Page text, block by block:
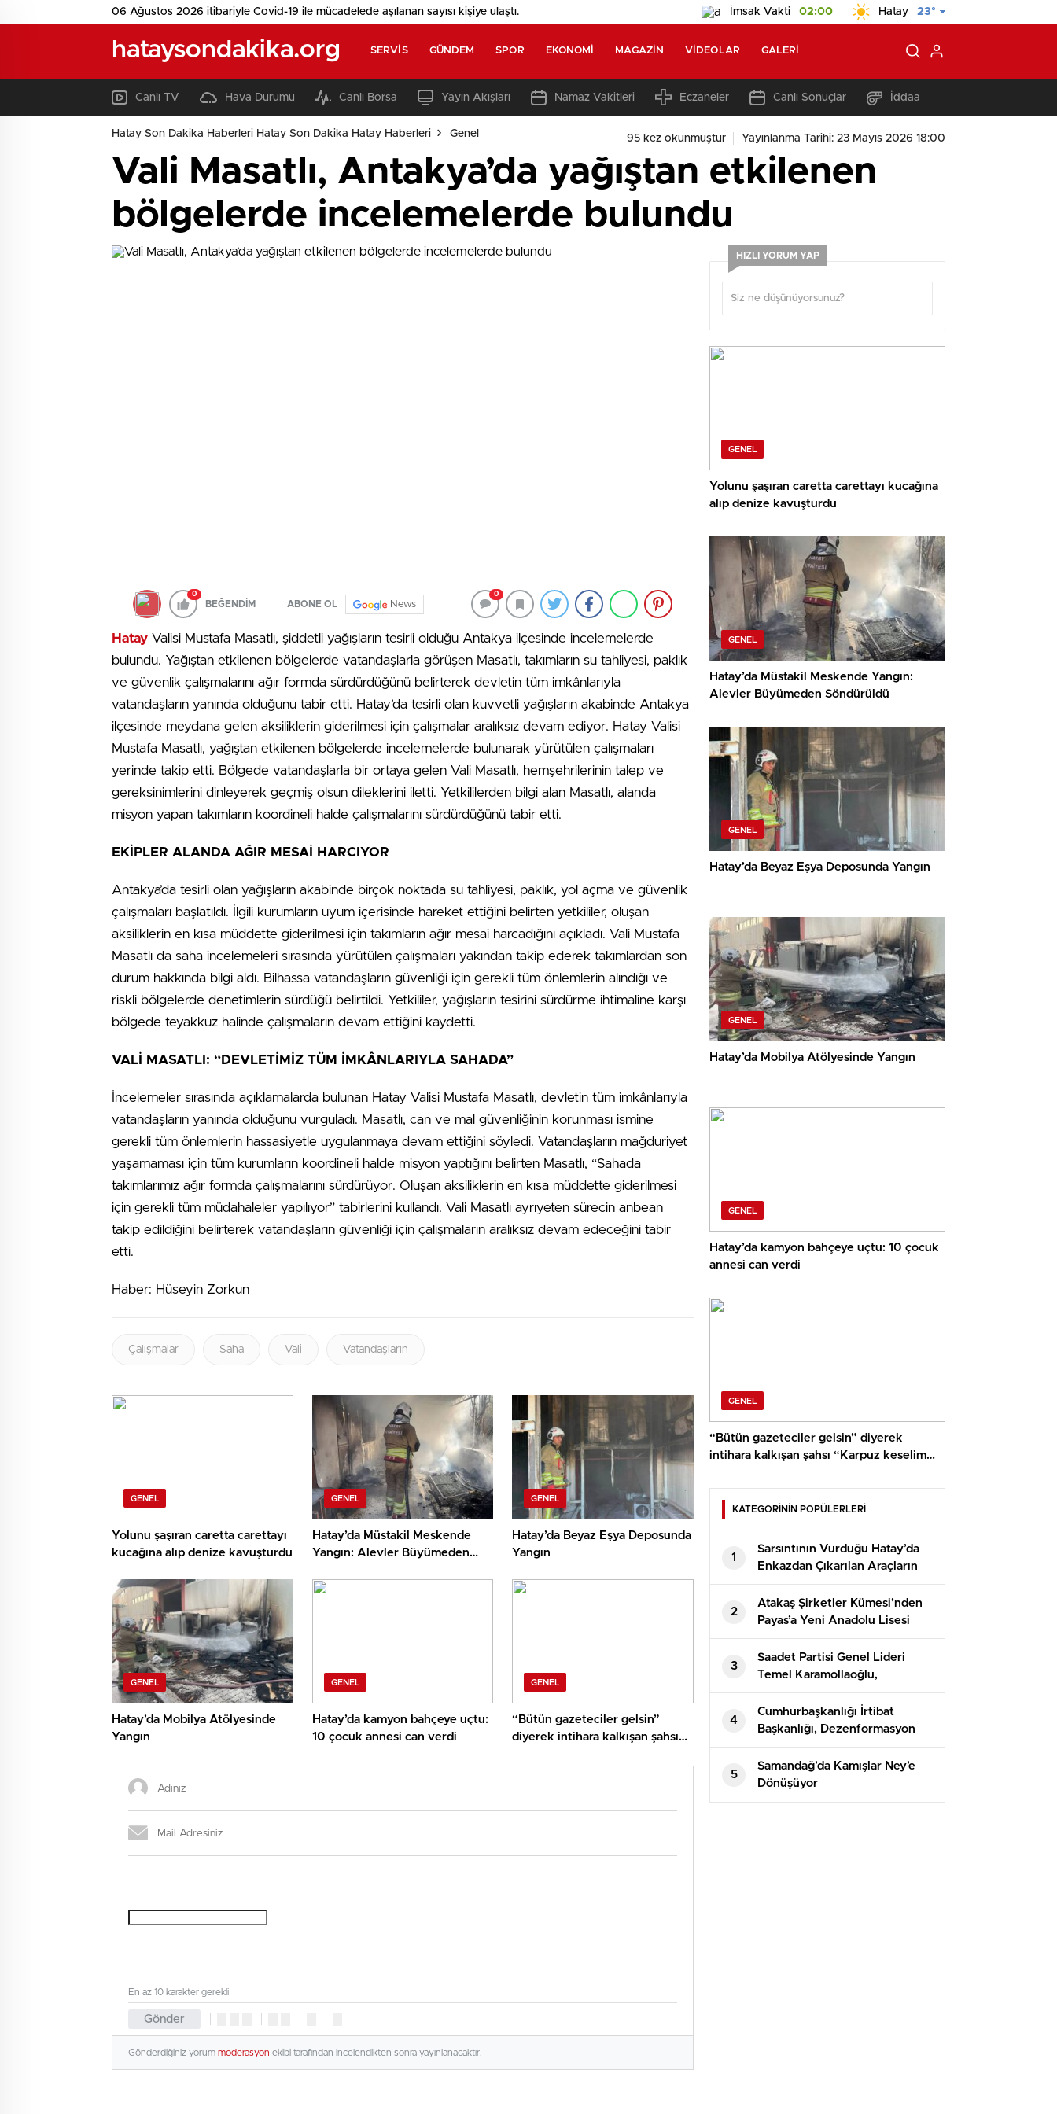
06 Ağustos 2026 itibariyle Covid-19 ile mücadelede aşılanan sayısı kişiye ulaştı. İmsak Vakti 02:00 Hatay 23°
hataysondakika.org SERVIS GÜNDEM SPOR EKONOMI MAGAZIN VIDEOLAR GALERI
Canlı TV Hava Durumu Canlı Borsa Yayın Akışları Namaz Vakitleri Eczaneler Canlı Sonuçlar İddaa
Hatay Son Dakika Haberleri Hatay Son Dakika Hatay Haberleri Genel 95 kez okunmuştur Yayınlanma Tarihi: 23 Mayıs 2026 18:00
Vali Masatlı, Antakya’da yağıştan etkilenen
bölgelerde incelemelerde bulundu
0
BEĞENDİM ABONE OL News
0
Hatay Valisi Mustafa Masatlı, şiddetli yağışların tesirli olduğu Antakya ilçesinde incelemelerde
bulundu. Yağıştan etkilenen bölgelerde vatandaşlarla görüşen Masatlı, takımların su tahliyesi, paklık
ve güvenlik çalışmalarını ağır formda sürdürdüğünü belirterek devletin tüm imkânlarıyla
vatandaşların yanında olduğunu tabir etti. Hatay’da tesirli olan kuvvetli yağışların akabinde Antakya
ilçesinde meydana gelen aksiliklerin giderilmesi için çalışmalar aralıksız devam ediyor. Hatay Valisi
Mustafa Masatlı, yağıştan etkilenen bölgelerde incelemelerde bulunarak yürütülen çalışmaları
yerinde takip etti. Bölgede vatandaşlarla bir ortaya gelen Vali Masatlı, hemşehrilerinin talep ve
gereksinimlerini dinleyerek geçmiş olsun dileklerini iletti. Yetkililerden bilgi alan Masatlı, alanda
misyon yapan takımların koordineli halde çalışmalarını sürdürdüğünü tabir etti.
EKİPLER ALANDA AĞIR MESAİ HARCIYOR
Antakya’da tesirli olan yağışların akabinde birçok noktada su tahliyesi, paklık, yol açma ve güvenlik
çalışmaları başlatıldı. İlgili kurumların uyum içerisinde hareket ettiğini belirten yetkililer, oluşan
aksiliklerin en kısa müddette giderilmesi için takımların ağır mesai harcadığını açıkladı. Vali Mustafa
Masatlı da saha incelemeleri sırasında yürütülen çalışmaları yakından takip ederek takımlardan son
durum hakkında bilgi aldı. Bilhassa vatandaşların güvenliği için gerekli tüm önlemlerin alındığı ve
riskli bölgelerde denetimlerin sürdüğü belirtildi. Yetkililer, yağışların tesirini sürdürme ihtimaline karşı
bölgede teyakkuz halinde çalışmaların devam ettiğini kaydetti.
VALİ MASATLI: “DEVLETİMİZ TÜM İMKÂNLARIYLA SAHADA”
İncelemeler sırasında açıklamalarda bulunan Hatay Valisi Mustafa Masatlı, devletin tüm imkânlarıyla
vatandaşların yanında olduğunu vurguladı. Masatlı, can ve mal güvenliğinin korunması ismine
gerekli tüm önlemlerin hassasiyetle uygulanmaya devam ettiğini söyledi. Vatandaşların mağduriyet
yaşamaması için tüm kurumların koordineli halde misyon yaptığını belirten Masatlı, “Sahada
takımlarımız ağır formda çalışmalarını sürdürüyor. Oluşan aksiliklerin en kısa müddette giderilmesi
için gerekli tüm müdahaleler yapılıyor” tabirlerini kullandı. Vali Masatlı ayrıyeten sürecin anbean
takip edildiğini belirterek vatandaşların güvenliği için çalışmaların aralıksız devam edeceğini tabir
etti.
Haber: Hüseyin Zorkun
Çalışmalar Saha Vali Vatandaşların
GENEL
Yolunu şaşıran caretta carettayı
kucağına alıp denize kavuşturdu
GENEL
Hatay’da Müstakil Meskende
Yangın: Alevler Büyümeden
GENEL
Hatay’da Beyaz Eşya Deposunda
Yangın
GENEL
Hatay’da Mobilya Atölyesinde
Yangın
GENEL
Hatay’da kamyon bahçeye uçtu:
10 çocuk annesi can verdi
GENEL
“Bütün gazeteciler gelsin”
diyerek intihara kalkışan şahsı
Gönder
En az 10 karakter gerekli
Gönderdiğiniz yorum moderasyon ekibi tarafından incelendikten sonra yayınlanacaktır.
HIZLI YORUM YAP
GENEL
Yolunu şaşıran caretta carettayı kucağına
alıp denize kavuşturdu
GENEL
Hatay’da Müstakil Meskende Yangın:
Alevler Büyümeden Söndürüldü
GENEL
Hatay’da Beyaz Eşya Deposunda Yangın
GENEL
Hatay’da Mobilya Atölyesinde Yangın
GENEL
Hatay’da kamyon bahçeye uçtu: 10 çocuk
annesi can verdi
GENEL
“Bütün gazeteciler gelsin” diyerek
intihara kalkışan şahsı “Karpuz keselim
KATEGORİNİN POPÜLERLERİ
1
Sarsıntının Vurduğu Hatay’da
Enkazdan Çıkarılan Araçların
Teslimatı Devam Ediyor
2
Atakaş Şirketler Kümesi’nden
Payas’a Yeni Anadolu Lisesi
3
Saadet Partisi Genel Lideri
Temel Karamollaoğlu,
Yargıtay’ın Can Atalay kararına
reaksiyon gösterdi
4
Cumhurbaşkanlığı İrtibat
Başkanlığı, Dezenformasyon
Bülteni’nin 81. sayısını
yayımladı
5
Samandağ’da Kamışlar Ney’e
Dönüşüyor